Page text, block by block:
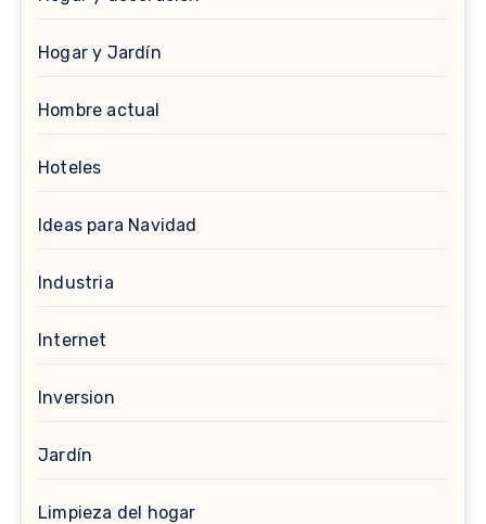
Hogar y Jardín
Hombre actual
Hoteles
Ideas para Navidad
Industria
Internet
Inversion
Jardín
Limpieza del hogar